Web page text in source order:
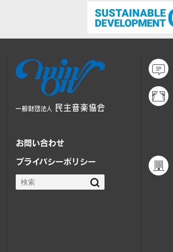
お問い合わせ
プライバシーポリシー